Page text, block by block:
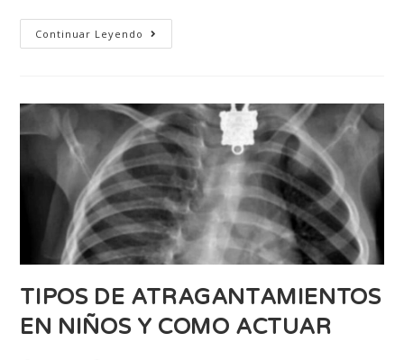
Continuar Leyendo
TIPOS DE ATRAGANTAMIENTOS
EN NIÑOS Y COMO ACTUAR